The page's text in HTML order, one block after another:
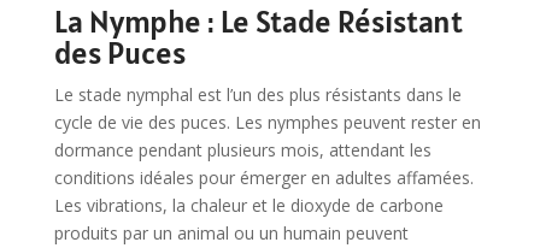
La Nymphe : Le Stade Résistant
des Puces
Le stade nymphal est l’un des plus résistants dans le
cycle de vie des puces. Les nymphes peuvent rester en
dormance pendant plusieurs mois, attendant les
conditions idéales pour émerger en adultes affamées.
Les vibrations, la chaleur et le dioxyde de carbone
produits par un animal ou un humain peuvent